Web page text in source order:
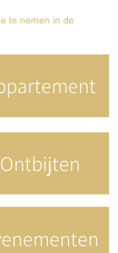
Ontbijten
te nemen in de